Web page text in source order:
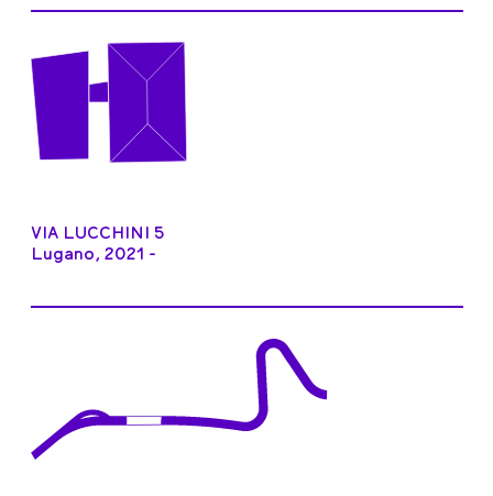
VIA LUCCHINI 5
Lugano, 2021 -